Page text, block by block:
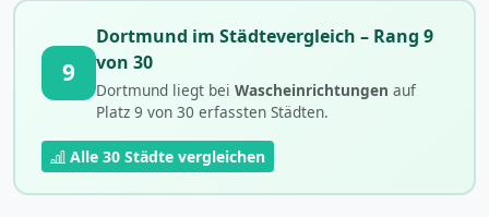
9
Dortmund im Städtevergleich – Rang 9
von 30
Dortmund liegt bei Wascheinrichtungen auf
Platz 9 von 30 erfassten Städten.
Alle 30 Städte vergleichen